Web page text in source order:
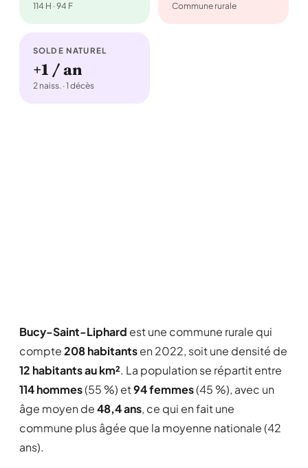
114 H · 94 F Commune rurale
SOLDE NATUREL
+1 / an
2 naiss. · 1 décès
Bucy-Saint-Liphard est une commune rurale qui
compte208 habitantsen 2022, soit une densité de
12 habitants au km². La population se répartit entre
114 hommes(55 %) et94 femmes(45 %), avec un
âge moyen de48,4 ans, ce qui en fait une
commune plus âgée que la moyenne nationale (42
ans).